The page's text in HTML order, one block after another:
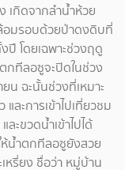
เกิดจากลำน้ำห้วย
อมรอบด้วยป่าดงดิบที่
โดยเฉพาะช่วงฤดู
กทีลอซูจะปิดในช่วง
ฉะนั้นช่วงที่เหมาะ
ละการเข้าไปเที่ยวชม
ะขวดน้ำเข้าไปได้
น้ำตกทีลอซูยังสวย
หรี่ยง ชื่อว่า หมู่บ้าน